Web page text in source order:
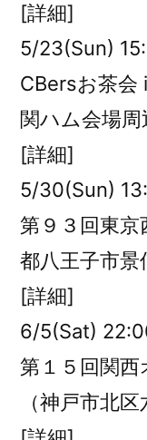
[詳細]
5/23(Sun)
CBersお茶会
関ハム会場周
[詳細]
5/30(Sun)
第９３回東
都八王子市景
[詳細]
6/5(Sat)
第１５回関
（神戸市北区